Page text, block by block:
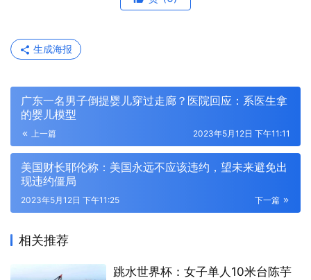
生成海报
广东一名男子倒提婴儿穿过走廊？医院回应：系医生拿
的婴儿模型
上一篇 2023年5月12日 下午11:11
美国财长耶伦称：美国永远不应该违约，望未来避免出
现违约僵局
下一篇
2023年5月12日 下午11:25
相关推荐
跳水世界杯：女子单人10米台陈芋